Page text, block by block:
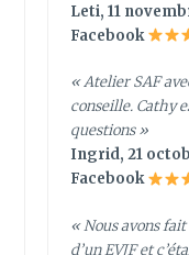
Leti, 11
Facebook
« Atelier SAF
conseille. Cathy
questions »
Ingrid, 21
Facebook
« Nous avons
d’un EVJF et